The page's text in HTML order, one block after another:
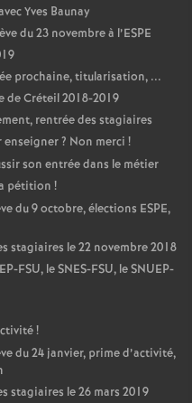
Yves Baunay
du 23 novembre à l’ESPE
prochaine, titularisation, ...
de Créteil 2018-2019
rentrée des stagiaires
enseigner? Non merci !
son entrée dans le métier
pétition !
du 9 octobre, élections ESPE,
stagiaires le 22 novembre 2018
-FSU, leSNES-FSU, leSNUEP-
!
du 24 janvier, prime d’activité,
stagiaires le 26 mars 2019